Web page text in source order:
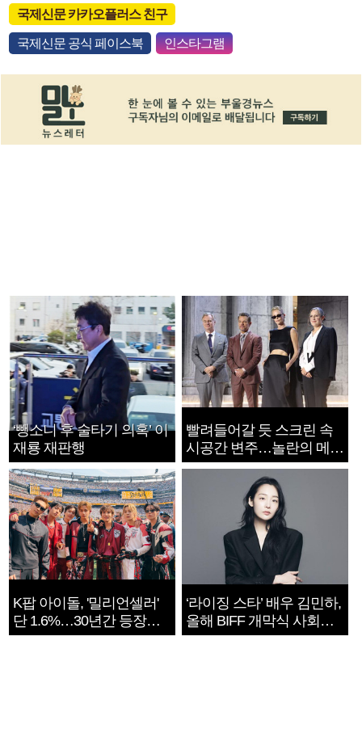
국제신문 카카오플러스 친구
국제신문 공식 페이스북 인스타그램
‘뺑소니 후 술타기 의혹’ 이
재룡 재판행
빨려들어갈 듯 스크린 속
시공간 변주…놀란의 메시
지는 ‘전쟁 속죄’
K팝 아이돌, '밀리언셀러'
단 1.6%…30년간 등장
1182개팀 전수조사
‘라이징 스타’ 배우 김민하,
올해 BIFF 개막식 사회자
확정